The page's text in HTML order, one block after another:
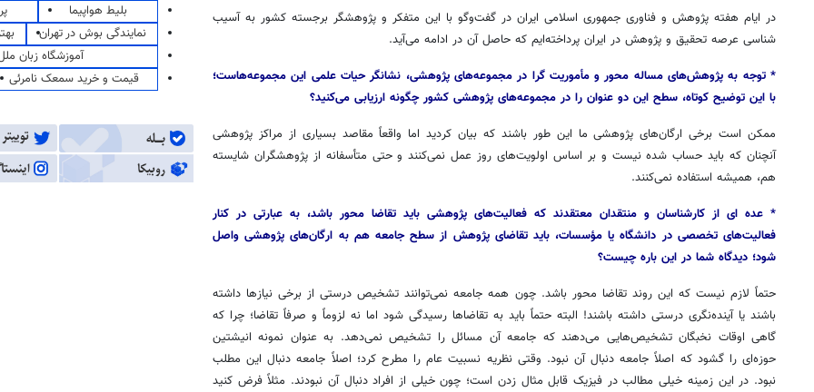
در ایام هفته پژوهش و فناوری جمهوری اسلامی ایران در گفت‌وگو با این متفکر و پژوهشگر برجسته کشور به آسیب
شناسی عرصه تحقیق و پژوهش در ایران پرداخته‌ایم که حاصل آن در ادامه می‌آید.
* توجه به پژوهش‌های مساله محور و مأموریت گرا در مجموعه‌های پژوهشی، نشانگر حیات علمی این مجموعه‌هاست؛
با این توضیح کوتاه، سطح این دو عنوان را در مجموعه‌های پژوهشی کشور چگونه ارزیابی می‌کنید؟
ممکن است برخی ارگان‌های پژوهشی ما این طور باشند که بیان کردید اما واقعاً مقاصد بسیاری از مراکز پژوهشی
آنچنان که باید حساب شده نیست و بر اساس اولویت‌های روز عمل نمی‌کنند و حتی متأسفانه از پژوهشگران شایسته
هم، همیشه استفاده نمی‌کنند.
* عده‌ایاز کارشناسان و منتقدان معتقدند که فعالیت‌های پژوهشی باید تقاضا محور باشد، به عبارتی در کنار
فعالیت‌های تخصصی در دانشگاه یا مؤسسات، باید تقاضای پژوهش از سطح جامعه هم به ارگان‌های پژوهشی واصل
شود؛ دیدگاه شما در این باره چیست؟
حتماً لازم نیست که این روند تقاضا محور باشد. چون همه جامعه نمی‌توانند تشخیص درستی از برخی نیازها داشته
باشند یا آینده‌نگری درستی داشته باشند! البته حتماً باید به تقاضاها رسیدگی شود اما نه لزوماً و صرفاً تقاضا؛ چرا که
گاهی اوقات نخبگان تشخیص‌هایی می‌دهند که جامعه آن مسائل را تشخیص نمی‌دهد. به عنوان نمونه انیشتین
حوزه‌ای را گشود که اصلاً جامعه دنبال آن نبود. وقتی نظریه نسبیت عام را مطرح کرد؛ اصلاً جامعه دنبال این مطلب
نبود. در این زمینه خیلی مطالب در فیزیک قابل مثال زدن است؛ چون خیلی از افراد دنبال آن نبودند. مثلاً فرض کنید
بلیط هواپیما
نمایندگی بوش در تهران
آموزشگاه زبان
قیمت و خرید سمعک نامرئی